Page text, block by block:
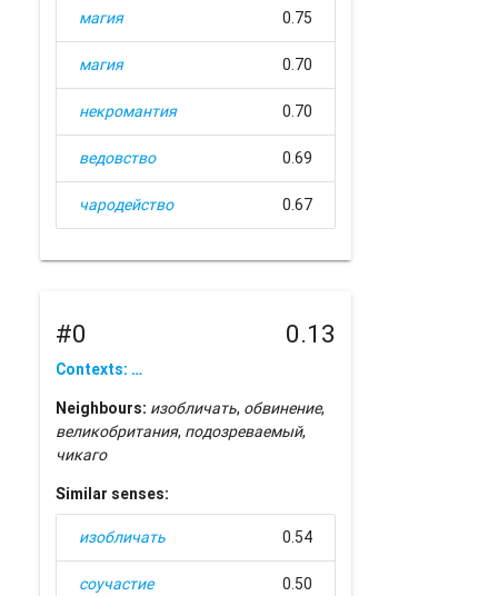
магия 0.75
магия 0.70
некромантия 0.70
ведовство 0.69
чародейство 0.67
#0 0.13
Contexts: …
Neighbours: изобличать, обвинение,
великобритания, подозреваемый,
чикаго
Similar senses:
изобличать 0.54
соучастие 0.50